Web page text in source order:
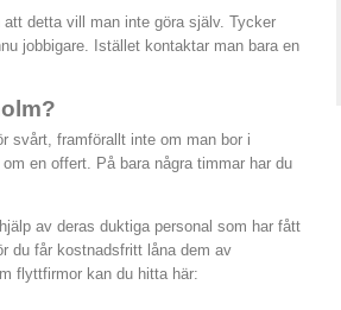
detta vill man inte göra själv. Tycker
jobbigare. Istället kontaktar man bara en
svårt, framförallt inte om man bor i
en offert. På bara några timmar har du
av deras duktiga personal som har fått
du får kostnadsfritt låna dem av
flyttfirmor kan du hitta här: